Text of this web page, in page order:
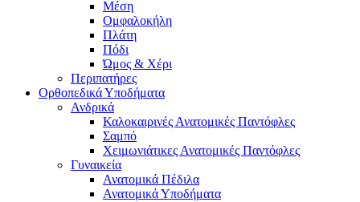
Μέση
Ομφαλοκήλη
Πλάτη
Πόδι
Ώμος & Χέρι
Περιπατήρες
Ορθοπεδικά Υποδήματα
Ανδρικά
Καλοκαιρινές Ανατομικές Παντόφλες
Σαμπό
Χειμωνιάτικες Ανατομικές Παντόφλες
Γυναικεία
Ανατομικά Πέδιλα
Ανατομικά Υποδήματα